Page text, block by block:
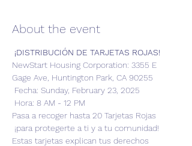
About the event
¡DISTRIBUCIÓN DE TARJETAS ROJAS!
NewStart Housing Corporation: 3355 E
Gage Ave, Huntington Park, CA 90255
Fecha: Sunday, February 23, 2025
Hora: 8 AM - 12 PM
Pasa a recoger hasta 20 Tarjetas Rojas
¡para protegerte a ti y a tu comunidad!
Estas tarjetas explican tus derechos